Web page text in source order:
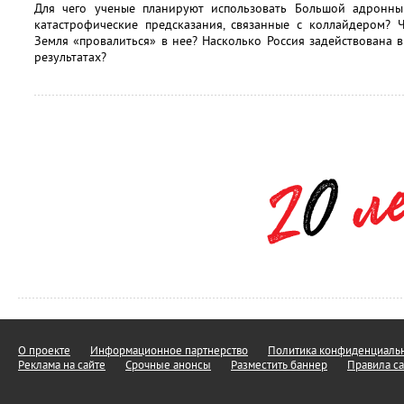
Для чего ученые планируют использовать Большой
катастрофические предсказания, связанные с
Земля «провалиться» в нее? Насколько Россия задействована
результатах?
О проекте Информационное партнерство
Политика
Реклама на сайте
Срочные анонсы Разместить баннер Правила